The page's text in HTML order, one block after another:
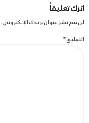
اترك تعليقاً
لن يتم نشر عنوان بريدك الإلكتروني.
التعليق*